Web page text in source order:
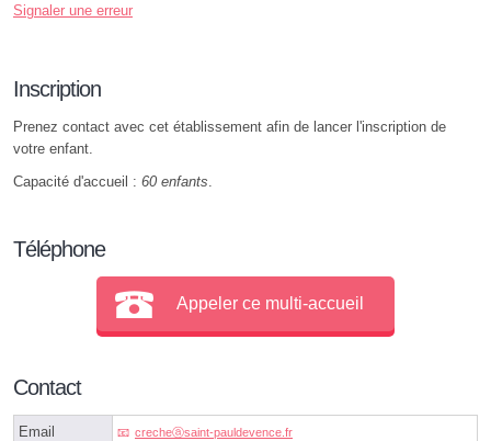
Signaler une erreur
Inscription
Prenez contact avec cet établissement afin de lancer l'inscription de
votre enfant.
Capacité d'accueil : 60 enfants
Téléphone
Appeler ce multi-accueil
Contact
Email crecheⓐsaint-pauldevence.fr